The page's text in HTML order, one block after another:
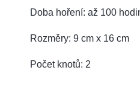
Doba hoření: až 100
Rozměry: 9 cm x 16 cm
Počet knotů: 2